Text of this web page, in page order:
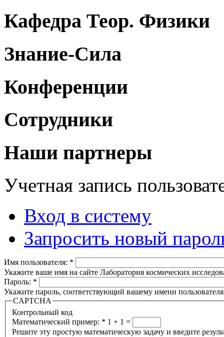
Кафедра Теор. Физики
Знание-Сила
Конференции
Сотрудники
Наши партнеры
Учетная запись
Вход в систему
Запросить новый
Имя пользователя: *
Укажите ваше имя на сайте Лаборатория космических
Пароль: *
Укажите пароль, соответствующий вашему имени
CAPTCHA
Контрольный код
Математический пример: * 1 + 1 =
Решите эту простую математическую задачу и введите